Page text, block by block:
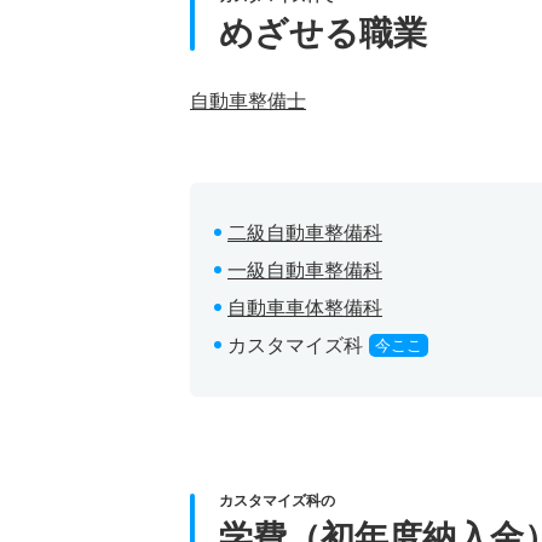
めざせる職業
自動車整備士
二級自動車整備科
一級自動車整備科
自動車車体整備科
カスタマイズ科
今ここ
カスタマイズ科の